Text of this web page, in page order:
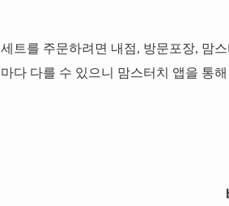
세트를 주문하려면 내점, 방문포장, 맘
마다 다를 수 있으니 맘스터치 앱을 통